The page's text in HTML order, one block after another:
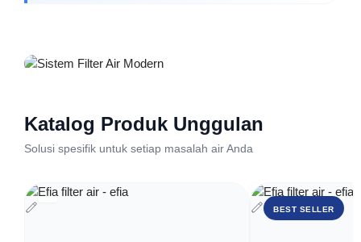
Tangga di Surabaya
Katalog Produk Unggulan
Solusi spesifik untuk setiap masalah air Anda
BEST SELLER